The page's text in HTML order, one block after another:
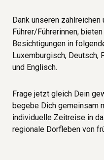
Dank unseren zahlreichen
Führer/Führerinnen,
Besichtigungen in
Luxemburgisch, Deutsch,
und Englisch.
Frage jetzt gleich Dein
begebe Dich gemeinsam
individuelle Zeitreise in
regionale Dorfleben von